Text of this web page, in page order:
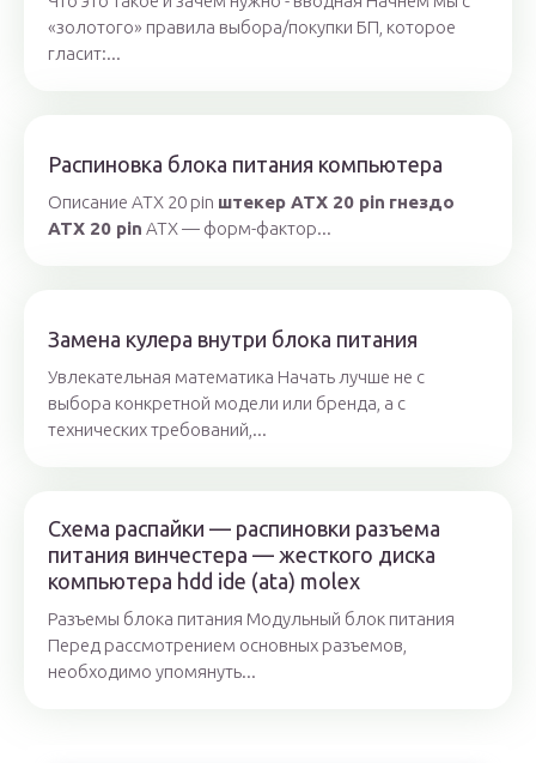
«золотого» правила выбора/покупки БП, которое
гласит:...
Распиновка блока питания компьютера
Описание ATX 20 pin штекер ATX 20 pin гнездо
ATX 20 pin ATX — форм-фактор...
Замена кулера внутри блока питания
Увлекательная математика Начать лучше не с
выбора конкретной модели или бренда, а с
технических требований,...
Схема распайки — распиновки разъема
питания винчестера — жесткого диска
компьютера hdd ide (ata) molex
Разъемы блока питания Модульный блок питания
Перед рассмотрением основных разъемов,
необходимо упомянуть...